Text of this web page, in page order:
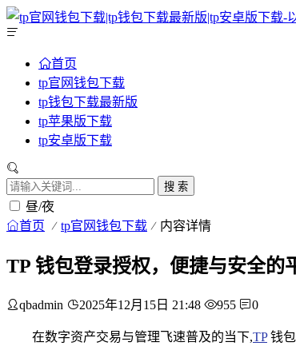
首页
tp官网钱包下载
tp钱包下载最新版
tp苹果版下载
tp安卓版下载
搜 索
昼/夜
首页 tp官网钱包下载 内容详情
TP 钱包登录授权，便捷与安全的
qbadmin 2025年12月15日 21:48 955 0
在数字资产交易与管理飞速普及的当下,TP钱包